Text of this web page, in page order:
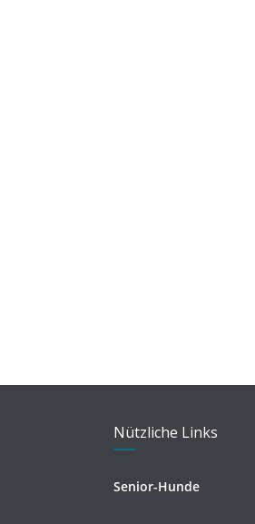
Nützliche Links
Senior-Hunde